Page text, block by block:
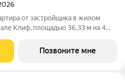
от застройщика в жилом
Клиф, площадью 36.33 м на 4
линии озелененной
Позвоните мне